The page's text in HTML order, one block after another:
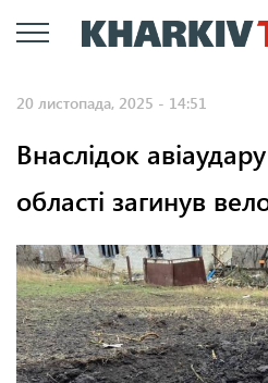
до
20 листопада, 2025 - 14:51
Внаслідок
області загинув